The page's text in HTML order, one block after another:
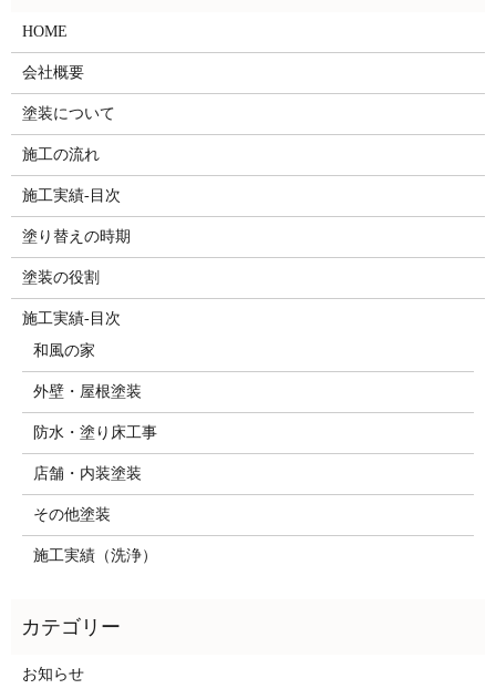
HOME
会社概要
塗装について
施工の流れ
施工実績-目次
塗り替えの時期
塗装の役割
施工実績-目次
和風の家
外壁・屋根塗装
防水・塗り床工事
店舗・内装塗装
その他塗装
施工実績（洗浄）
お知らせ